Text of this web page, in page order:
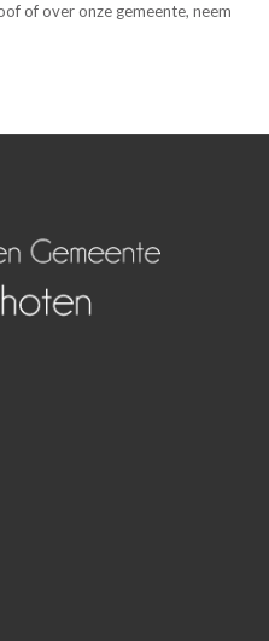
of over onze gemeente, neem